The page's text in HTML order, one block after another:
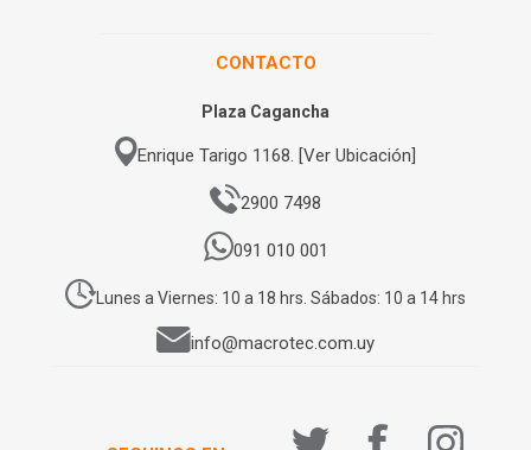
CONTACTO
Plaza Cagancha
Enrique Tarigo 1168. [Ver Ubicación]
2900 7498
091 010 001
Lunes a Viernes: 10 a 18 hrs. Sábados: 10 a 14 hrs
info@macrotec.com.uy